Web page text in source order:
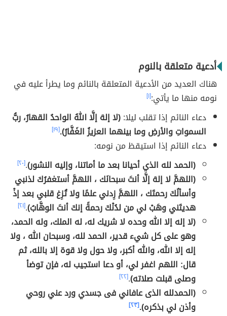
أدعية متعلقة بالنوم
هناك العديد من الأدعية المتعلقة بالنائم وما يطرأ عليه في
نومه منها ما يأتي:[١]
دعاء النائم إذا تقلب ليلا:(لا إلهَ إلَّا اللهُ الواحدُ القهارُ، ربُّ
السمواتِ والأرضِ وما بينهما العزيزُ الغَفَّارُ).[١٩]
دعاء النائم إذا استيقظ من نومه:
(الحمد لله الذي أحيانا بعد ما أماتنا، وإليه النشور).[٢٠]
(اللهمَّ لا إلهَ إلَّا أنتَ سبحانَك ، اللهمَّ أستغفرُكَ لذنبي
وأسألُكَ رحمتَك ، اللهمَّ زِدني علمًا ولا تُزِغ قلبي بعد إذْ
هديتَني وهَبْ لي من لدُنْكَ رحمةً إنكَ أنتَ الوهَّابُ).[٢١]
(لا إله إلا الله وحده لا شريك له، له الملك، وله الحمد،
وهو على كل شيء قدير، الحمد لله، وسبحان الله ، ولا
إله إلا الله، والله أكبر، ولا حول ولا قوة إلا بالله، ثم
قال: اللهم اغفر لي، أو دعا استجيب له، فإن توضأ
وصلى قبلت صلاته).[٢٢]
(الحمدلله الذى عافاني فى جسدي ورد عني روحي
وأذن لي بذكره).[٢٣]